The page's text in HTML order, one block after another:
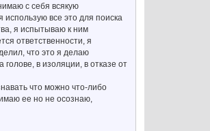
с себя всякую
использую все это для поиска
я испытываю к ним
ответственности, я
что это я делаю
в изоляции, в отказе от
что можно что-либо
ее но не осознаю,